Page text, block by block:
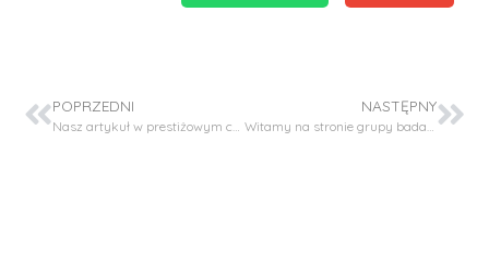
POPRZEDNI
Nasz artykuł w prestiżowym czasopiśmie Additive Manufacturing (200 punktów MEiN, IF: 10.998)
NASTĘPNY
Witamy na stronie grupy badawczej Chemia i Technologia Kosmetyków